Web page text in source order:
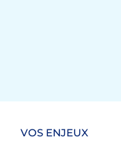
VOS ENJEUX